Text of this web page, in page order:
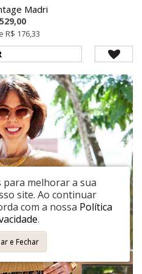
Madri
R$ 176,33
para melhorar a sua
site. Ao continuar
com a nossa Política
.
e Fechar